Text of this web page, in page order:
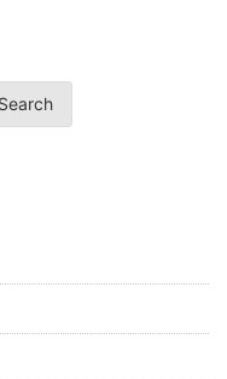
Search